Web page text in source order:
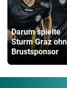
Darum spielte
Sturm Graz
Brustsponsor